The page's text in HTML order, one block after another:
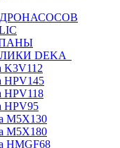
DEKA
K3V112
HPV145
HPV118
HPV95
M5X130
M5X180
HMGF68